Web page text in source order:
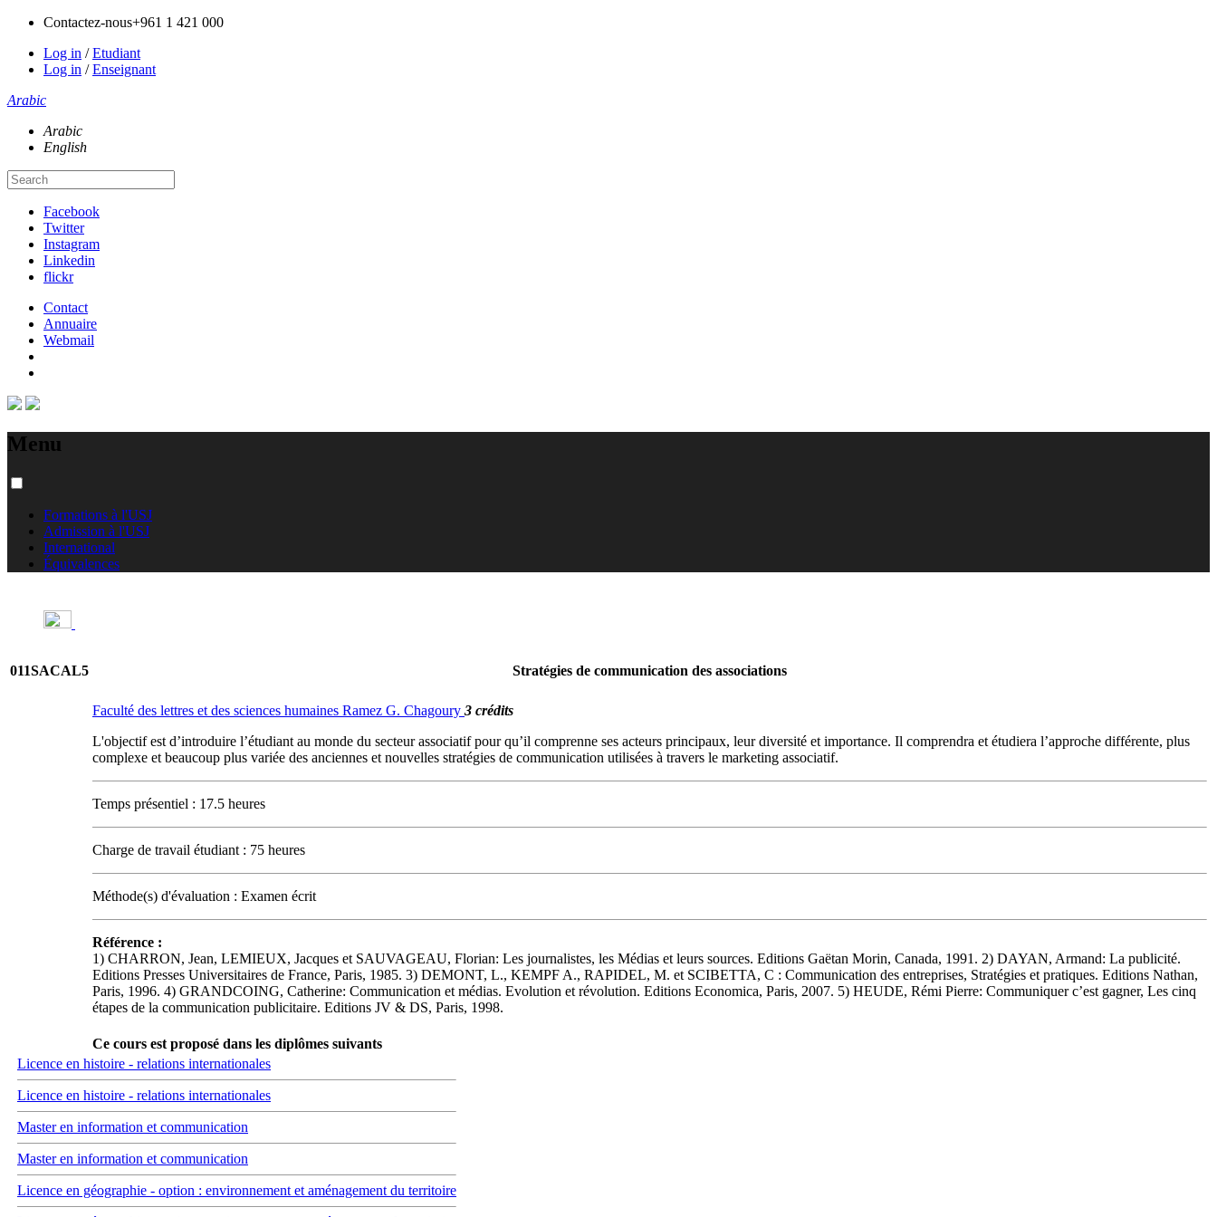
Contactez-nous+961 1 421 000
Log in /Etudiant
Log in /Enseignant
Arabic
Arabic
English
Facebook
Twitter
Instagram
Linkedin
flickr
Contact
Annuaire
Webmail
Menu
Formations à l'USJ
Admission à l'USJ
International
Équivalences
011SACAL5 Stratégies de communication des associations
Faculté des lettres et des sciences humaines Ramez G. Chagoury 3 crédits
L'objectif est d’introduire l’étudiant au monde du secteur associatif pour qu’il comprenne ses acteurs principaux, leur diversité et importance. Il comprendra et étudiera l’approche différente, plus
complexe et beaucoup plus variée des anciennes et nouvelles stratégies de communication utilisées à travers le marketing associatif.
Temps présentiel : 17.5 heures
Charge de travail étudiant : 75 heures
Méthode(s) d'évaluation : Examen écrit
Référence :
1) CHARRON, Jean, LEMIEUX, Jacques et SAUVAGEAU, Florian: Les journalistes, les Médias et leurs sources. Editions Gaëtan Morin, Canada, 1991. 2) DAYAN, Armand: La publicité.
Editions Presses Universitaires de France, Paris, 1985. 3) DEMONT, L., KEMPF A., RAPIDEL, M. et SCIBETTA, C : Communication des entreprises, Stratégies et pratiques. Editions Nathan,
Paris, 1996. 4) GRANDCOING, Catherine: Communication et médias. Evolution et révolution. Editions Economica, Paris, 2007. 5) HEUDE, Rémi Pierre: Communiquer c’est gagner, Les cinq
étapes de la communication publicitaire. Editions JV & DS, Paris, 1998.
Ce cours est proposé dans les diplômes suivants
Licence en histoire - relations internationales
Licence en histoire - relations internationales
Master en information et communication
Master en information et communication
Licence en géographie - option : environnement et aménagement du territoire